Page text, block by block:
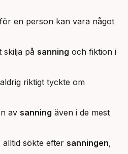
för en person kan vara något
skilja på sanning och fiktion i
riktigt tyckte om
av sanning även i de mest
sökte efter sanningen,